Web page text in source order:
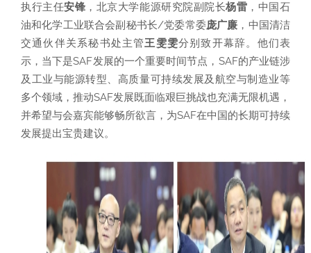
执行主任安锋 ，北京大学能源研究院副院长杨雷 ，中国石
油和化学工业联合会副秘书长/党委常委庞广廉 ，中国清洁
交通伙伴关系秘书处主管王雯雯分别致开幕辞。他们表
示，当下是SAF发展的一个重要时间节点，SAF的产业链涉
及工业与能源转型、高质量可持续发展及航空与制造业等
多个领域，推动SAF发展既面临艰巨挑战也充满无限机遇，
并希望与会嘉宾能够畅所欲言，为SAF在中国的长期可持续
发展提出宝贵建议。